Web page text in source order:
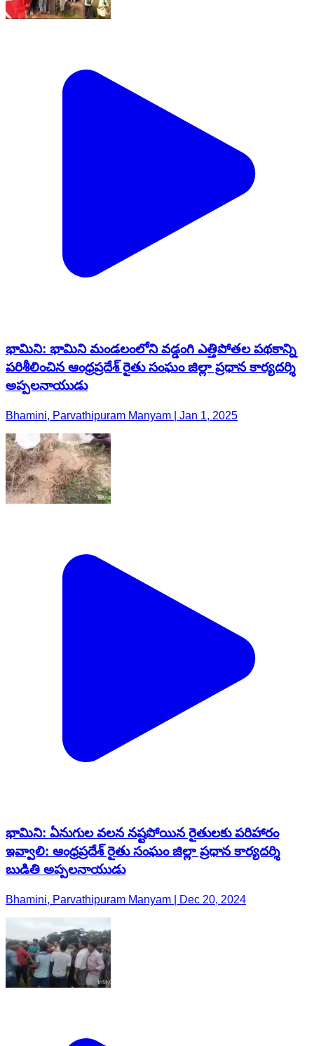
భామిని: భామిని మండలంలోని వడ్డంగి ఎత్తిపోతల పథకాన్ని
పరిశీలించిన ఆంధ్రప్రదేశ్ రైతు సంఘం జిల్లా ప్రధాన కార్యదర్శి
అప్పలనాయుడు
Bhamini, Parvathipuram Manyam | Jan 1, 2025
భామిని: ఏనుగుల వలన నష్టపోయిన రైతులకు పరిహారం
ఇవ్వాలి: ఆంధ్రప్రదేశ్ రైతు సంఘం జిల్లా ప్రధాన కార్యదర్శి
బుడితి అప్పలనాయుడు
Bhamini, Parvathipuram Manyam | Dec 20, 2024